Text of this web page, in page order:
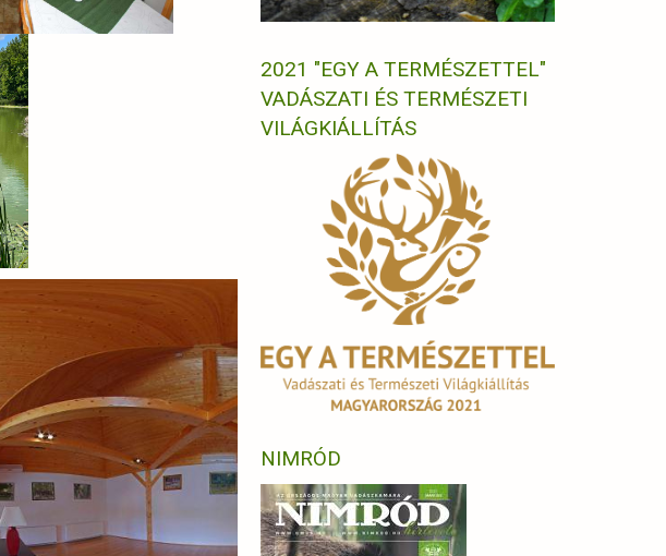
2021 "EGY A TERMÉSZETTEL"
VADÁSZATI ÉS TERMÉSZETI
VILÁGKIÁLLÍTÁS
NIMRÓD